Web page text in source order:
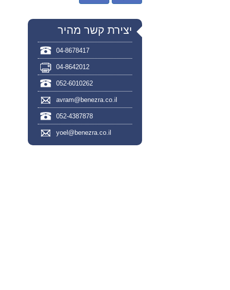
יצירת קשר מהיר
04-8678417
04-8642012
052-6010262
avram@benezra.co.il
052-4387878
yoel@benezra.co.il